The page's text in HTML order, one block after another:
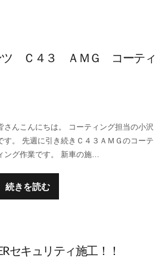
ツ Ｃ４３ ＡＭＧ コーティ
さんこんにちは。 コーティング担当の小沢
す。 先週に引き続きＣ４３ＡＭＧのコーテ
ング作業です。 新車の施…
続きを読む
セキュリティ施工！！